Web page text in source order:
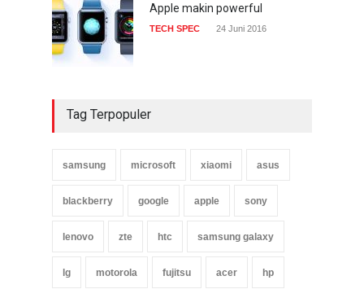
Apple makin powerful
TECH SPEC 24 Juni 2016
Tag Terpopuler
samsung microsoft xiaomi asus
blackberry google apple sony
lenovo zte htc samsung galaxy
lg motorola fujitsu acer hp